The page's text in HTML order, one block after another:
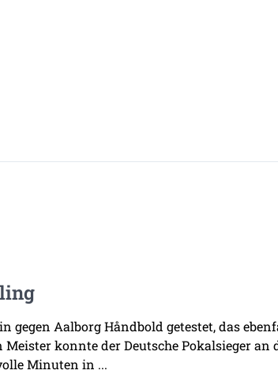
gegen Aalborg Håndbold getestet, das
konnte der Deutsche Pokalsieger an
Minuten in ...